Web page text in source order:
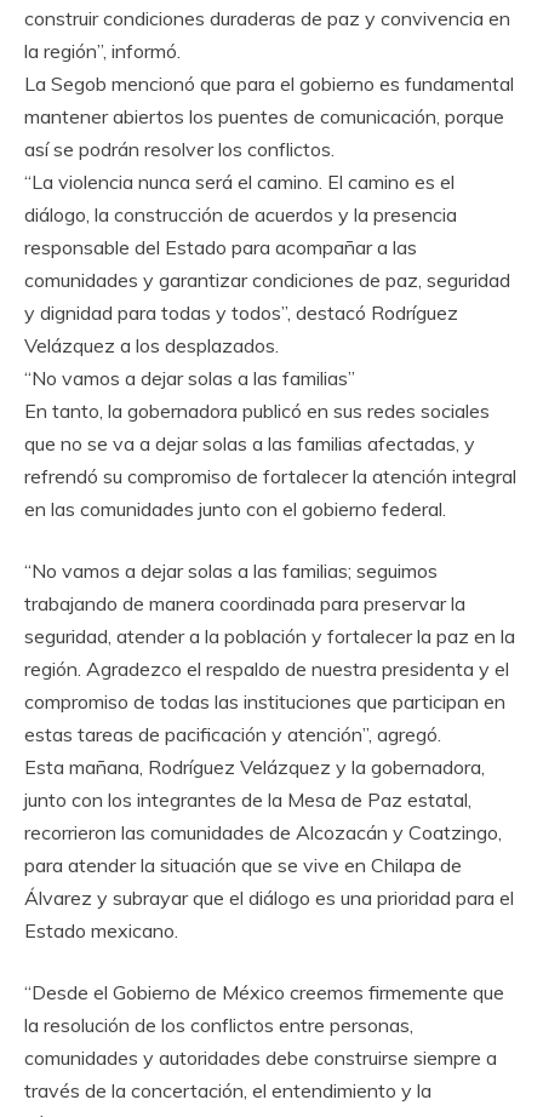
construir condiciones duraderas de paz y convivencia en
la región”, informó.
La Segob mencionó que para el gobierno es fundamental
mantener abiertos los puentes de comunicación, porque
así se podrán resolver los conflictos.
“La violencia nunca será el camino. El camino es el
diálogo, la construcción de acuerdos y la presencia
responsable del Estado para acompañar a las
comunidades y garantizar condiciones de paz, seguridad
y dignidad para todas y todos”, destacó Rodríguez
Velázquez a los desplazados.
“No vamos a dejar solas a las familias”
En tanto, la gobernadora publicó en sus redes sociales
que no se va a dejar solas a las familias afectadas, y
refrendó su compromiso de fortalecer la atención integral
en las comunidades junto con el gobierno federal.
“No vamos a dejar solas a las familias; seguimos
trabajando de manera coordinada para preservar la
seguridad, atender a la población y fortalecer la paz en la
región. Agradezco el respaldo de nuestra presidenta y el
compromiso de todas las instituciones que participan en
estas tareas de pacificación y atención”, agregó.
Esta mañana, Rodríguez Velázquez y la gobernadora,
junto con los integrantes de la Mesa de Paz estatal,
recorrieron las comunidades de Alcozacán y Coatzingo,
para atender la situación que se vive en Chilapa de
Álvarez y subrayar que el diálogo es una prioridad para el
Estado mexicano.
“Desde el Gobierno de México creemos firmemente que
la resolución de los conflictos entre personas,
comunidades y autoridades debe construirse siempre a
través de la concertación, el entendimiento y la